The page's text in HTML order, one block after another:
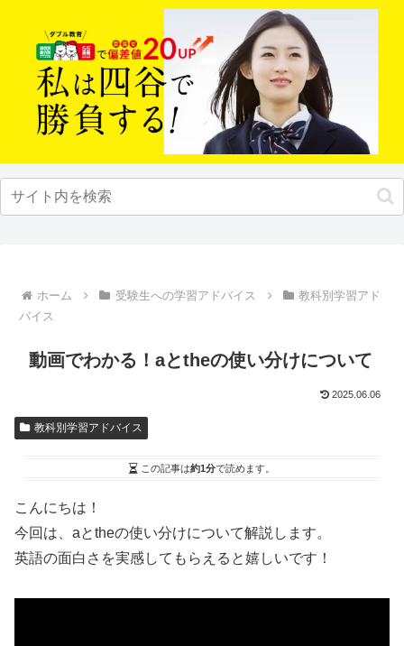
ホーム 受験生への学習アドバイス
教科別学習アド
バイス
動画でわかる！aとtheの使い分けについて
2025.06.06
教科別学習アドバイス
この記事は約1分で読めます。
こんにちは！
今回は、aとtheの使い分けについて解説します。
英語の面白さを実感してもらえると嬉しいです！